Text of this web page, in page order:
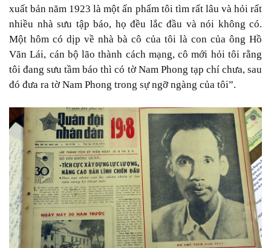
xuất bản năm 1923 là một ấn phẩm tôi tìm rất lâu và hỏi rất
nhiều nhà sưu tập báo, họ đều lắc đầu và nói không có.
Một hôm có dịp về nhà bà cô của tôi là con của ông Hồ
Văn Lái, cán bộ lão thành cách mạng, cô mới hỏi tôi rằng
tôi đang sưu tầm báo thì có tờ Nam Phong tạp chí chưa, sau
đó đưa ra tờ Nam Phong trong sự ngỡ ngàng của tôi”.